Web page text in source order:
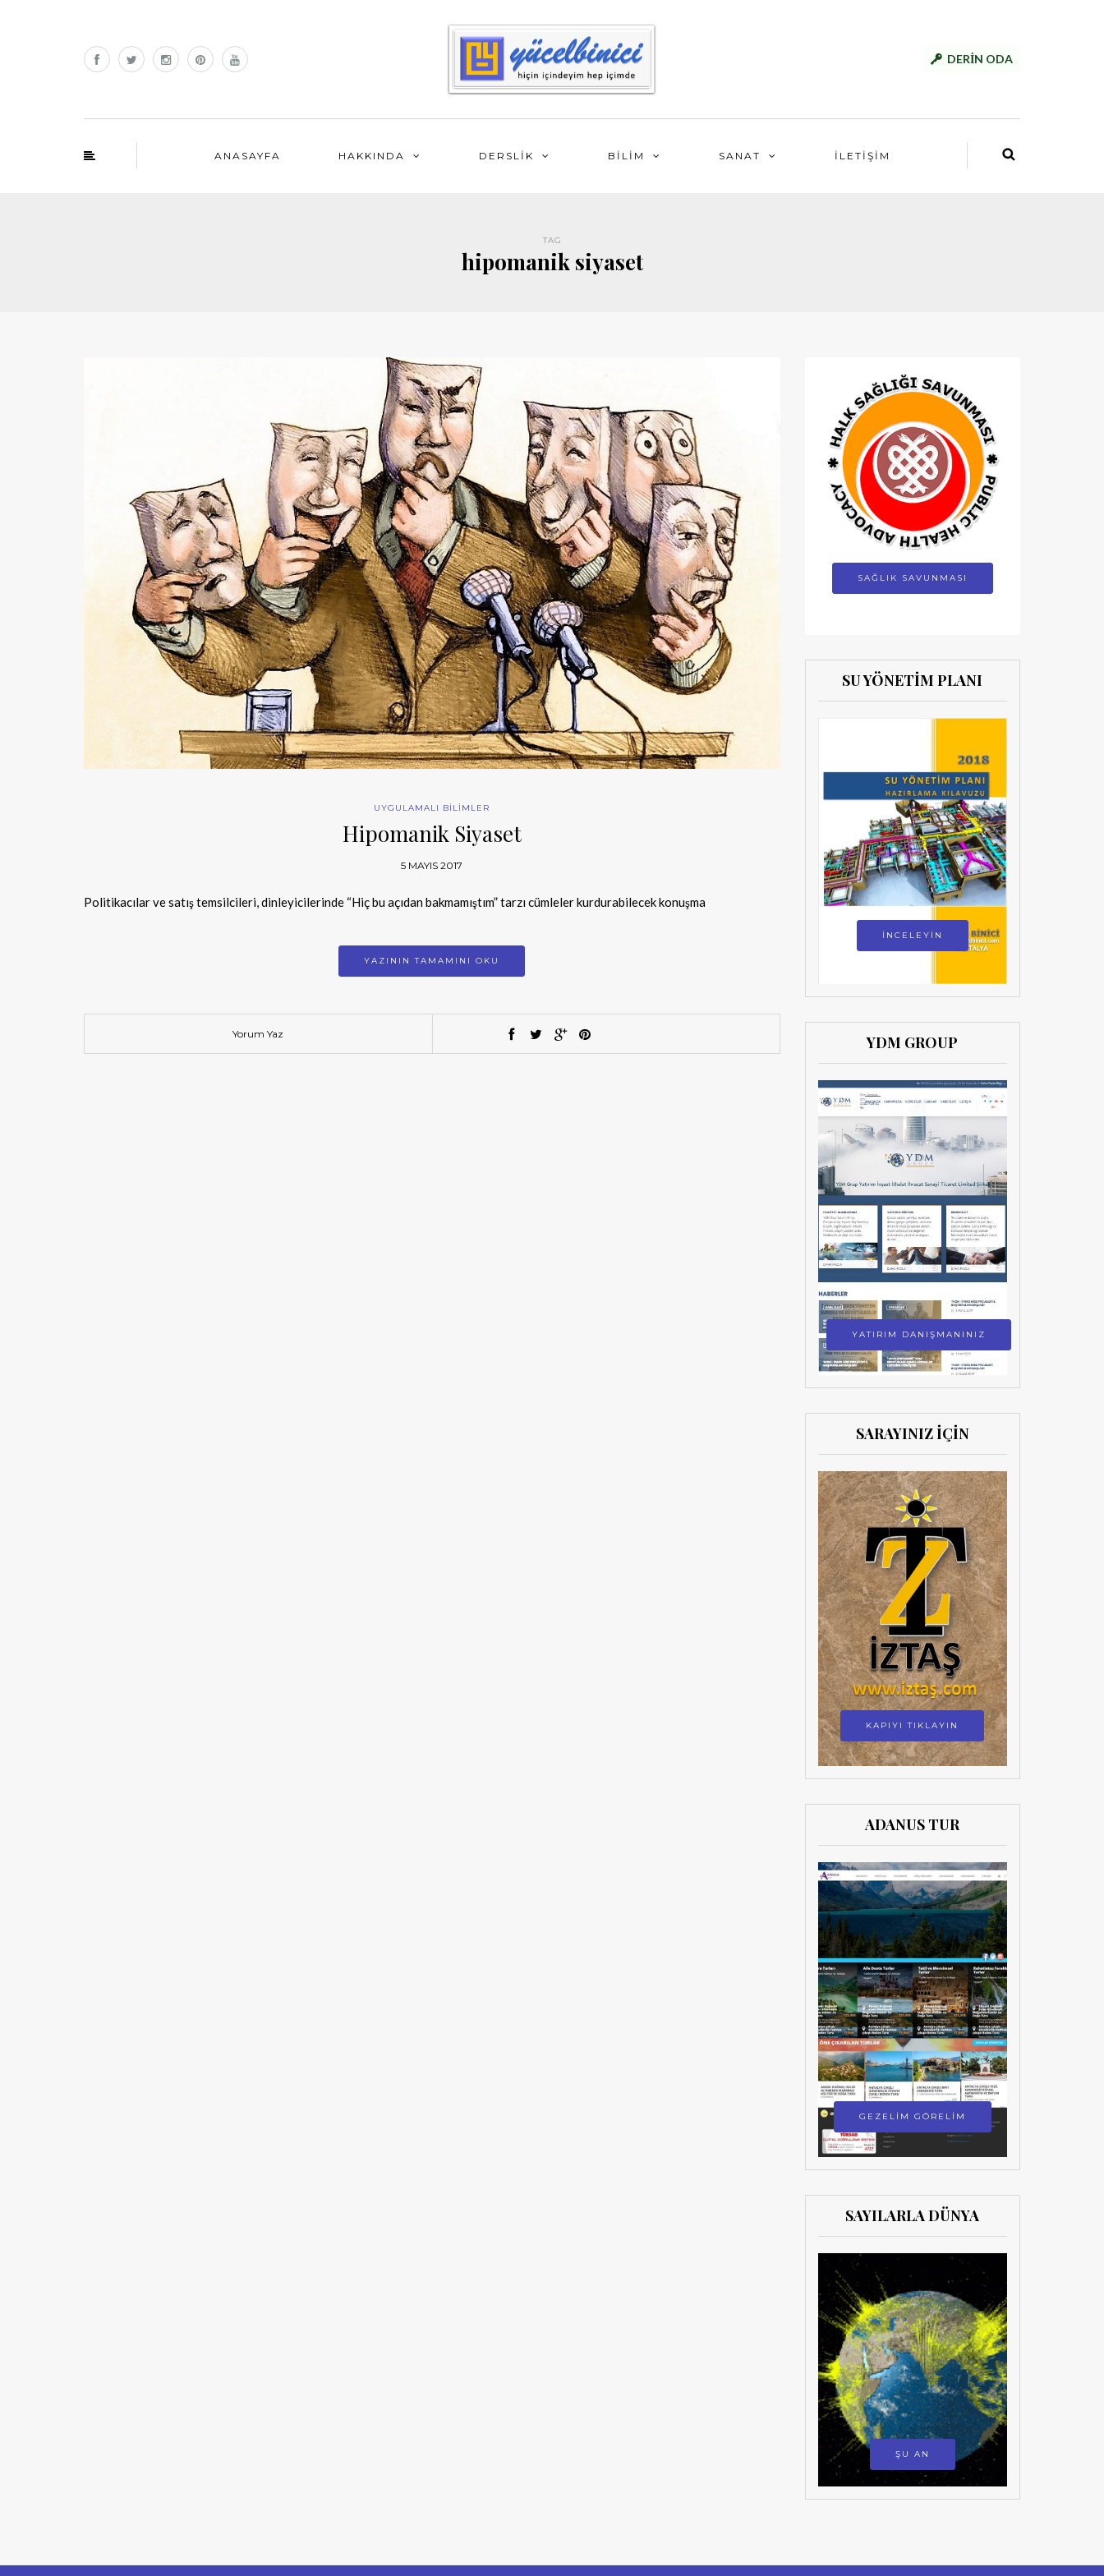
DERİN ODA
ANASAYFA HAKKINDA DERSLİK BİLİM SANAT İLETİŞİM
TAG
hipomanik siyaset
UYGULAMALI BİLİMLER
Hipomanik Siyaset
5 MAYIS 2017
Politikacılar ve satış temsilcileri, dinleyicilerinde “Hiç bu açıdan bakmamıştım” tarzı cümleler kurdurabilecek konuşma
YAZININ TAMAMINI OKU
Yorum Yaz
SAĞLIK SAVUNMASI
SU YÖNETİM PLANI
İNCELEYİN
YDM GROUP
YATIRIM DANIŞMANINIZ
SARAYINIZ İÇİN
KAPIYI TIKLAYIN
ADANUS TUR
GEZELİM GÖRELİM
SAYILARLA DÜNYA
ŞU AN